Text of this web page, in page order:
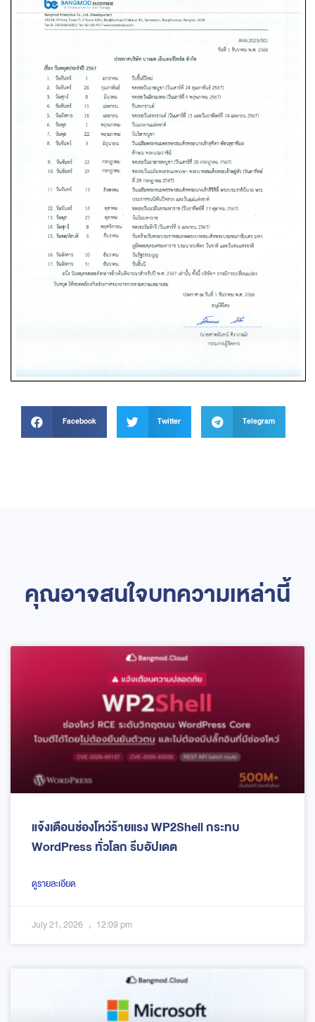
Facebook Twitter Telegram
คุณอาจสนใจบทความเหล่านี้
แจ้งเตือนช่องโหว่ร้ายแรง WP2Shell กระทบ
WordPress ทั่วโลก รีบอัปเดต
ดูรายละเอียด
July 21, 2026 12:09 pm